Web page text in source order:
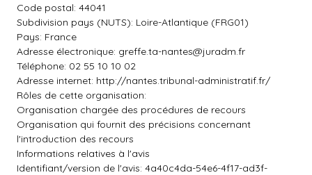
Code postal: 44041
Subdivision pays (NUTS): Loire-Atlantique (FRG01)
Pays: France
Adresse électronique: greffe.ta-nantes@juradm.fr
Téléphone: 02 55 10 10 02
Adresse internet: http://nantes.tribunal-administratif.fr/
Rôles de cette organisation:
Organisation chargée des procédures de recours
Organisation qui fournit des précisions concernant
l'introduction des recours
Informations relatives à l'avis
Identifiant/version de l'avis: 4a40c4da-54e6-4f17-ad3f-